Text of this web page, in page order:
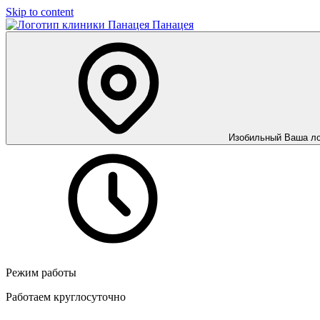
Skip to content
Панацея
Изобильный Ваша
Режим работы
Работаем круглосуточно